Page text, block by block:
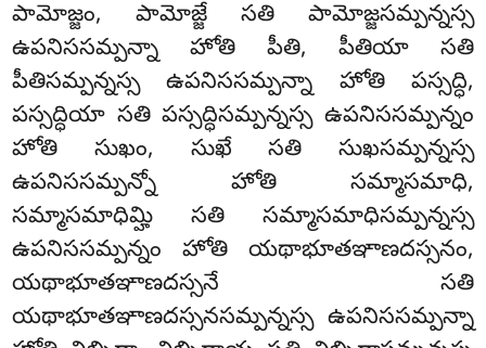
పామోజ్జం, పామోజ్జే సతి పామోజ్జసమ్పన్నస్స
ఉపనిససమ్పన్నా హోతి పీతి, పీతియా సతి
పీతిసమ్పన్నస్స ఉపనిససమ్పన్నా హోతి పస్సద్ధి,
పస్సద్ధియా సతి పస్సద్ధిసమ్పన్నస్స ఉపనిససమ్పన్నం
హోతి సుఖం, సుఖే సతి సుఖసమ్పన్నస్స
ఉపనిససమ్పన్నో హోతి సమ్మాసమాధి,
సమ్మాసమాధిమ్హి సతి సమ్మాసమాధిసమ్పన్నస్స
ఉపనిససమ్పన్నం హోతి యథాభూతఞాణదస్సనం,
యథాభూతఞాణదస్సనే సతి
యథాభూతఞాణదస్సనసమ్పన్నస్స ఉపనిససమ్పన్నా